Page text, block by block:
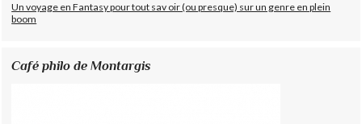
Un voyage en Fantasy pour tout sav oir (ou presque) sur un genre en plein
boom
Café philo de Montargis